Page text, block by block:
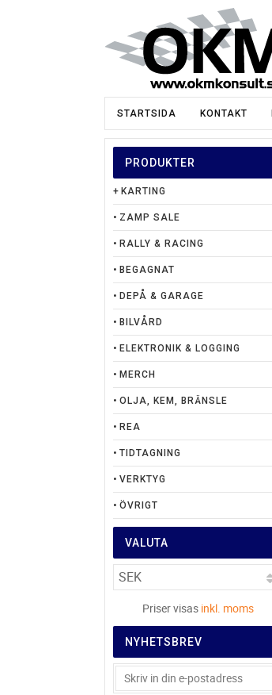
STARTSIDA KONTAKT
PRODUKTER
KARTING
ZAMP SALE
RALLY & RACING
BEGAGNAT
DEPÅ & GARAGE
BILVÅRD
ELEKTRONIK & LOGGING
MERCH
OLJA, KEM, BRÄNSLE
REA
TIDTAGNING
VERKTYG
ÖVRIGT
VALUTA
Priser visas inkl. moms
NYHETSBREV